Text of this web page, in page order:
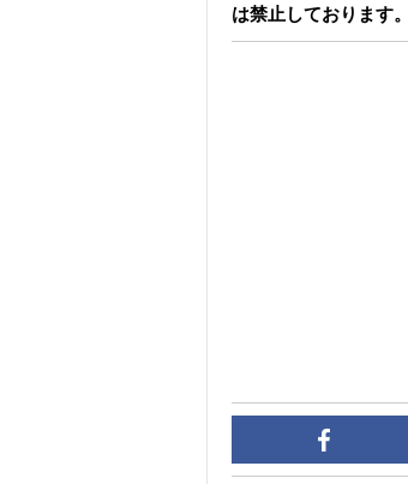
は禁止しております。